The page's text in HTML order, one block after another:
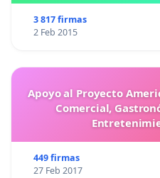
3 817 firmas
2 Feb 2015
Apoyo al Proyecto
Comercial,
449 firmas
27 Feb 2017